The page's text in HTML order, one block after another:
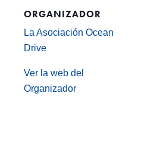
ORGANIZADOR
La Asociación Ocean
Drive
Ver la web del
Organizador